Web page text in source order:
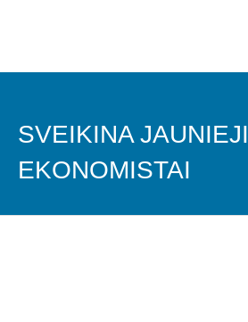
SVEIKINA JAUNIEJI
EKONOMISTAI